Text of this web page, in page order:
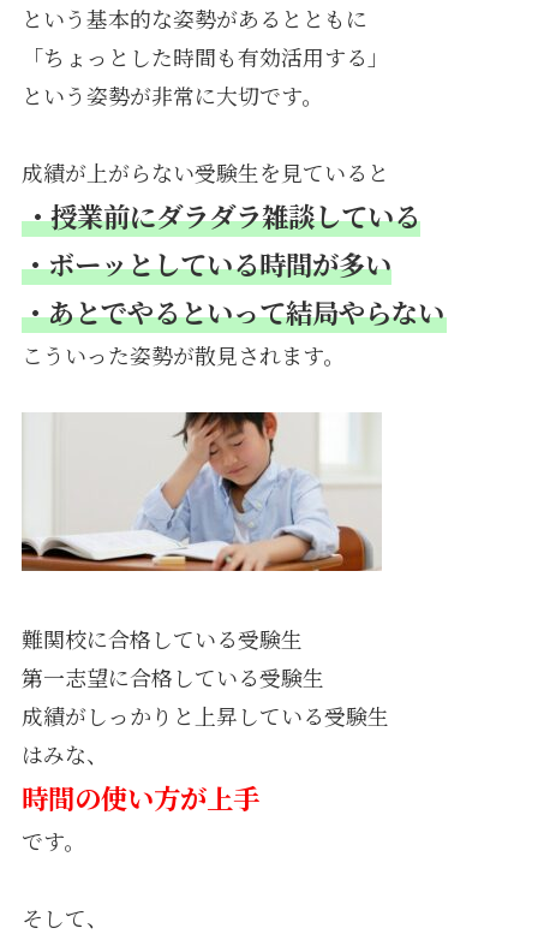
という基本的な姿勢があるとともに
「ちょっとした時間も有効活用する」
という姿勢が非常に大切です。
成績が上がらない受験生を見ていると
・授業前にダラダラ雑談している
・ボーッとしている時間が多い
・あとでやるといって結局やらない
こういった姿勢が散見されます。
難関校に合格している受験生
第一志望に合格している受験生
成績がしっかりと上昇している受験生
はみな、
時間の使い方が上手
です。
そして、